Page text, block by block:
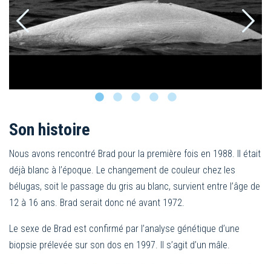
Son histoire
Nous avons rencontré Brad pour la première fois en 1988. Il était
déjà blanc à l’époque. Le changement de couleur chez les
bélugas, soit le passage du gris au blanc, survient entre l’âge de
12 à 16 ans. Brad serait donc né avant 1972.
Le sexe de Brad est confirmé par l’analyse génétique d’une
biopsie prélevée sur son dos en 1997. Il s’agit d’un mâle.